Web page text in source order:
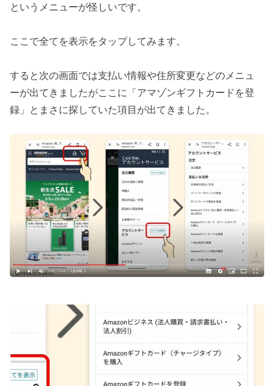
というメニューが怪しいです。
ここで全てを表示をタップしてみます。
すると次の画面では支払い情報や住所変更などのメニュ
ーが出てきましたがここに「アマゾンギフトカードを登
録」とまさに探していた項目が出てきました。